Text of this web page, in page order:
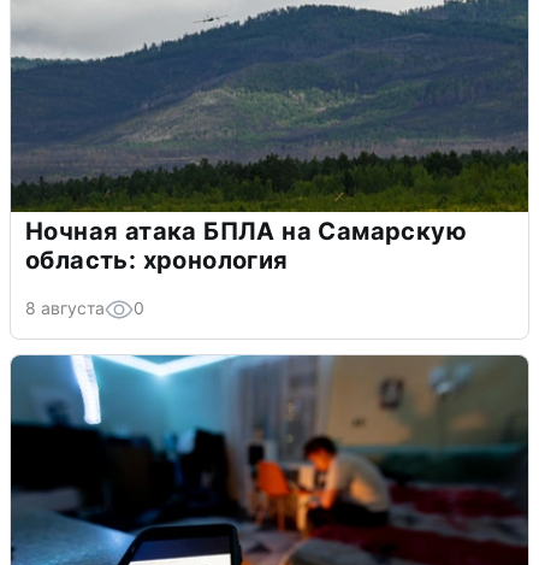
Ночная атака БПЛА на Самарскую
область: хронология
8 августа 0